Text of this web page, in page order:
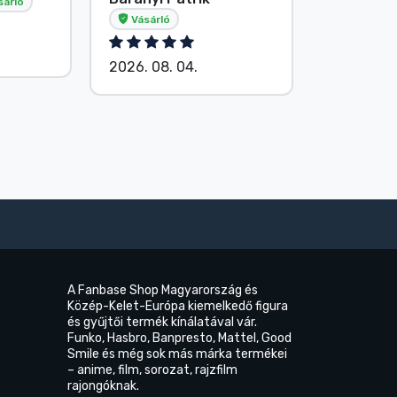
Vásárló
2026. 08. 04.
A Fanbase Shop Magyarország és
Közép-Kelet-Európa kiemelkedő figura
és gyűjtői termék kínálatával vár.
Funko, Hasbro, Banpresto, Mattel, Good
Smile és még sok más márka termékei
– anime, film, sorozat, rajzfilm
rajongóknak.